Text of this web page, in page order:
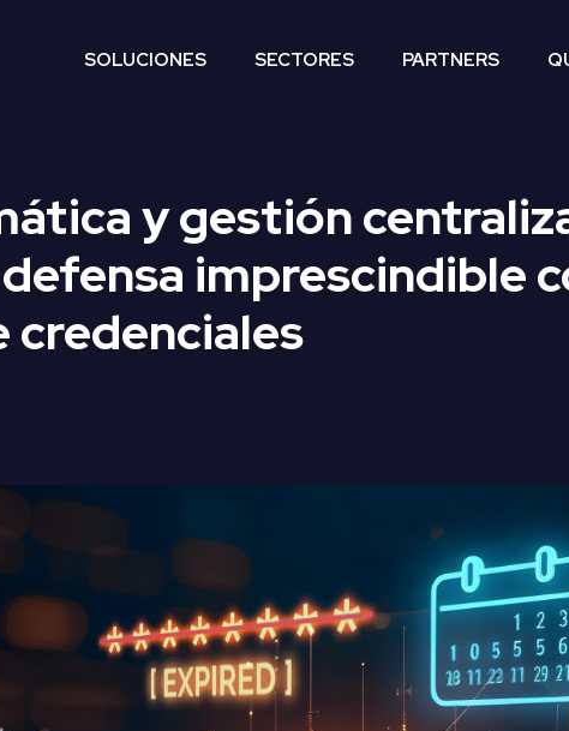
SOLUCIONES SECTORES PARTNERS
y gestión
imprescindible
credenciales